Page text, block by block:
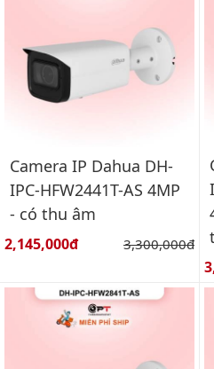
Camera IP Dahua DH-
IPC-HFW2441T-AS 4MP
- có thu âm
Giá bán:
2,145,000đ Giá gốc:
3,300,000đ